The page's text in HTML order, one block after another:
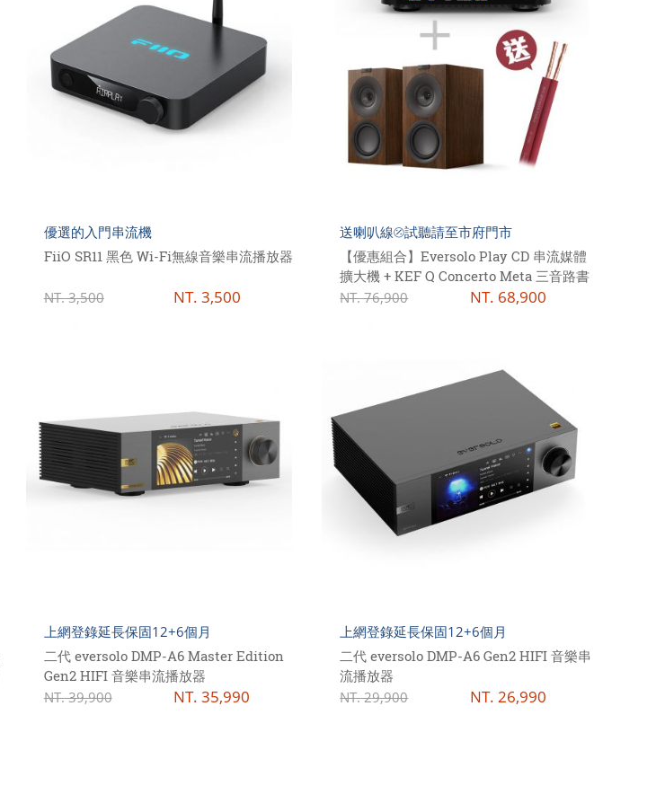
優選的入門串流機
FiiO SR11 黑色 Wi-Fi無線音樂串流播放器
NT.3,500 NT. 3,500
送喇叭線⦼試聽請至市府門市
【優惠組合】Eversolo Play CD 串流媒體
擴大機 + KEF Q Concerto Meta 三音路書
架式喇叭
NT.76,900 NT. 68,900
上網登錄延長保固12+6個月
二代 eversolo DMP-A6 Master Edition
Gen2 HIFI 音樂串流播放器
NT.39,900 NT. 35,990
上網登錄延長保固12+6個月
二代 eversolo DMP-A6 Gen2 HIFI 音樂串
流播放器
NT.29,900 NT. 26,990